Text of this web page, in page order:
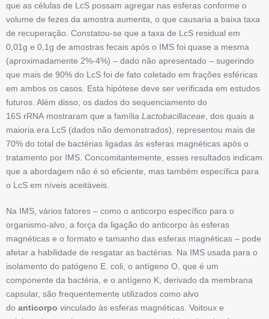
que as células de LcS possam agregar nas esferas conforme o
volume de fezes da amostra aumenta, o que causaria a baixa taxa
de recuperação. Constatou-se que a taxa de LcS residual em
0,01g e 0,1g de amostras fecais após o IMS foi quase a mesma
(aproximadamente 2%-4%) – dado não apresentado – sugerindo
que mais de 90% do LcS foi de fato coletado em frações esféricas
em ambos os casos. Esta hipótese deve ser verificada em estudos
futuros. Além disso, os dados do sequenciamento do
16S rRNA mostraram que a família Lactobacillaceae, dos quais a
maioria era LcS (dados não demonstrados), representou mais de
70% do total de bactérias ligadas às esferas magnéticas após o
tratamento por IMS. Concomitantemente, esses resultados indicam
que a abordagem não é só eficiente, mas também específica para
o LcS em níveis aceitáveis.
Na IMS, vários fatores – como o anticorpo específico para o
organismo-alvo, a força da ligação do anticorpo às esferas
magnéticas e o formato e tamanho das esferas magnéticas – pode
afetar a habilidade de resgatar as bactérias. Na IMS usada para o
isolamento do patógeno E. coli, o antígeno O, que é um
componente da bactéria, e o antígeno K, derivado da membrana
capsular, são frequentemente utilizados como alvo
do anticorpo vinculado às esferas magnéticas. Voitoux e